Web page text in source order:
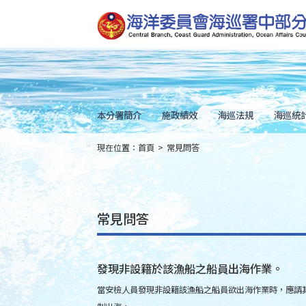
到
主
要
內
容
Skip
to
main
content
本分署簡介 施政績效 海巡法規 海巡統
::: 現在位置： 首頁 > 常見問答
常見問答
發現非設籍於該漁船之船員出海作業。
當安檢人員發現非設籍該漁船之船員欲出海作業時，應